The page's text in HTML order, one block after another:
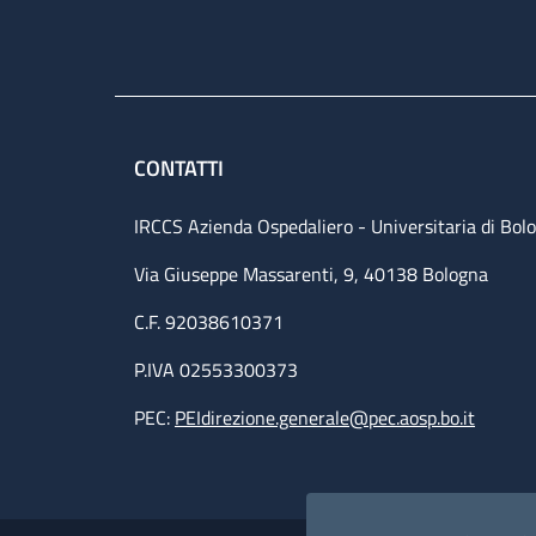
CONTATTI
IRCCS Azienda Ospedaliero - Universitaria di
Via Giuseppe Massarenti, 9, 40138 Bologna
C.F. 92038610371
P.IVA 02553300373
PEC: PEIdirezione.generale@pec.aosp.bo.it